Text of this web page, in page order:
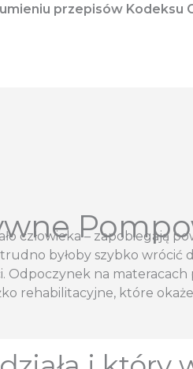
przepisów Kodeksu
człowieka – zapobiegają
byłoby szybko wrócić
Odpoczynek na
rehabilitacyjne, które